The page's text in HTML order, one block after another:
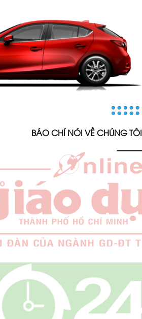
BÁO CHÍ NÓI VỀ CHÚNG TÔI